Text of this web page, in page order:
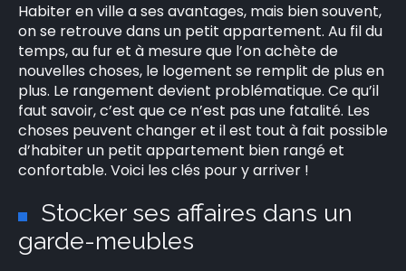
Habiter en ville a ses avantages, mais bien souvent,
on se retrouve dans un petit appartement. Au fil du
temps, au fur et à mesure que l’on achète de
nouvelles choses, le logement se remplit de plus en
plus. Le rangement devient problématique. Ce qu’il
faut savoir, c’est que ce n’est pas une fatalité. Les
choses peuvent changer et il est tout à fait possible
d’habiter un petit appartement bien rangé et
confortable. Voici les clés pour y arriver !
Stocker ses affaires dans un
garde-meubles